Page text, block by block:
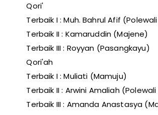
Qori'
Terbaik I : Muh. Bahrul Afif (Polewali
Terbaik II : Kamaruddin (Majene)
Terbaik III : Royyan (Pasangkayu)
Qori'ah
Terbaik I : Muliati (Mamuju)
Terbaik II : Arwini Amaliah (Polewali
Terbaik III : Amanda Anastasya